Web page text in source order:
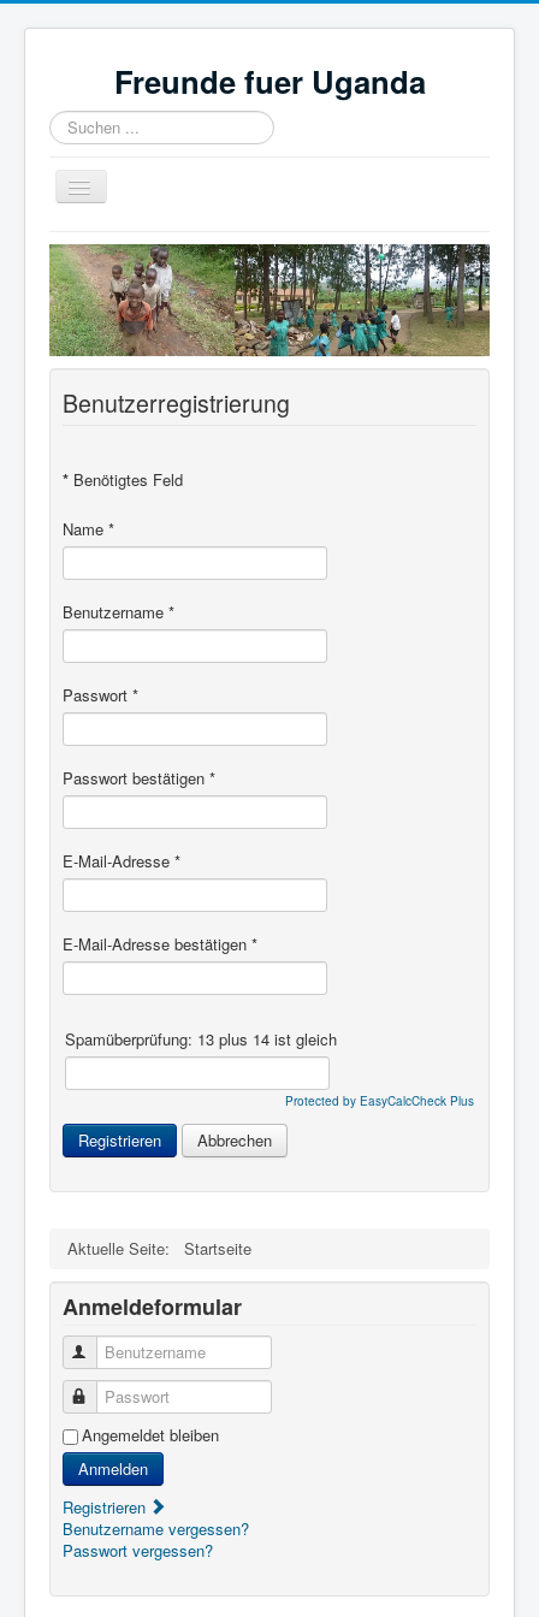
Freunde fuer Uganda
Suchen
...
Navigation
an/aus
Startseite
Freundesliste
Blog
Termine & Veranstaltungen
Veranstaltung übermitteln
Benutzerregistrierung
* Benötigtes Feld
Name *
Benutzername *
Passwort *
Passwort bestätigen *
E-Mail-Adresse *
E-Mail-Adresse bestätigen *
Spamüberprüfung: 13 plus 14 ist gleich
Protected by EasyCalcCheck Plus
Registrieren Abbrechen
Aktuelle Seite: Startseite
Anmeldeformular
Benutzername
Passwort
Angemeldet bleiben
Anmelden
Registrieren
Benutzername vergessen?
Passwort vergessen?